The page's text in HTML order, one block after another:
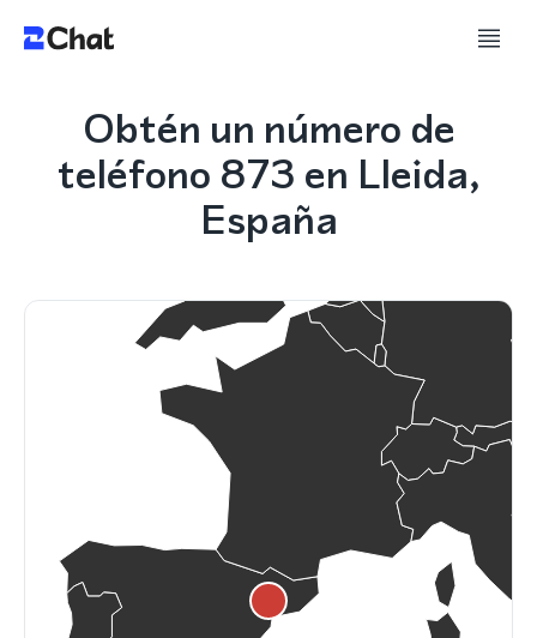
Obtén un número de
teléfono 873 en Lleida,
España